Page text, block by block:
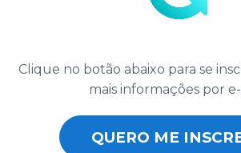
Clique no botão abaixo para se
mais informações por
QUERO ME